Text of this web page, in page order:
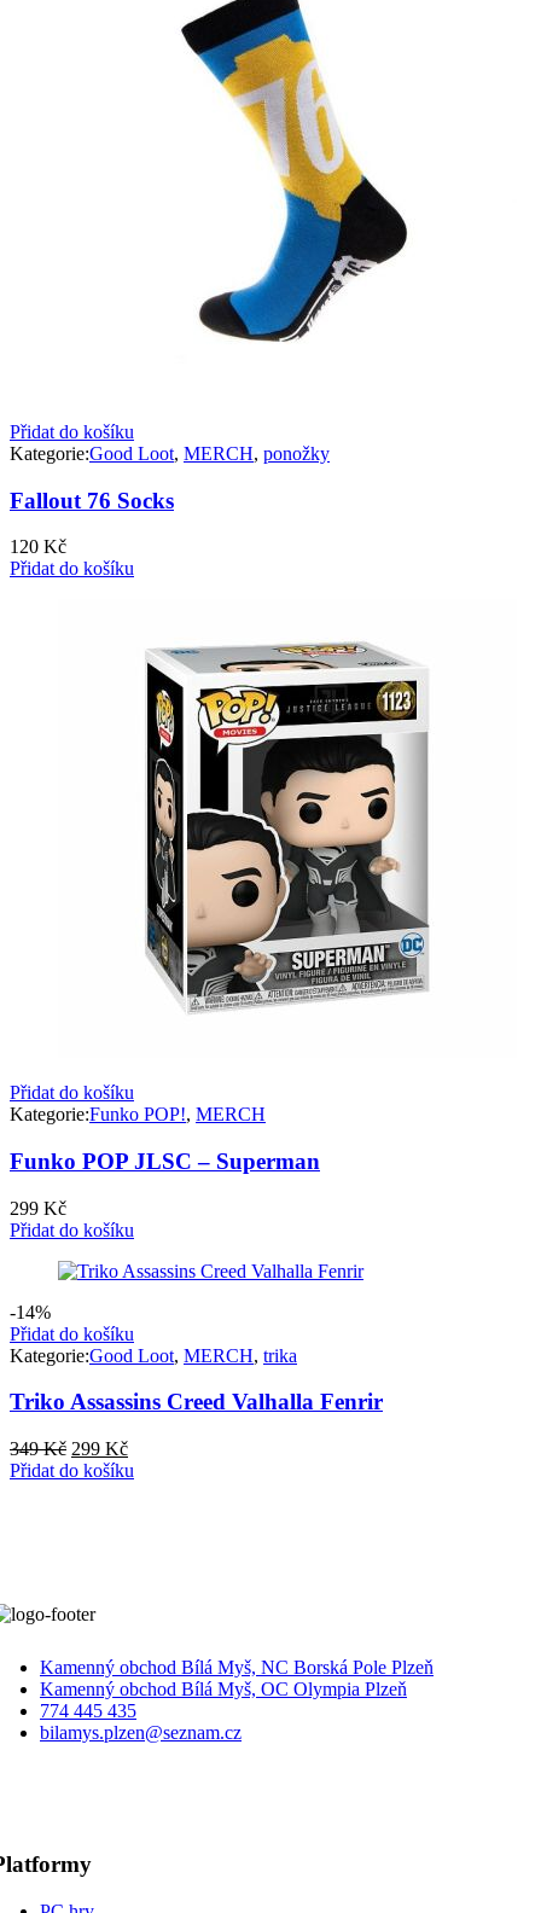
Přidat do košíku
Kategorie:Good Loot, MERCH, ponožky
Fallout 76 Socks
120 Kč
Přidat do košíku
Přidat do košíku
Kategorie:Funko POP!, MERCH
Funko POP JLSC – Superman
299 Kč
Přidat do košíku
-14%
Přidat do košíku
Kategorie:Good Loot, MERCH, trika
Triko Assassins Creed Valhalla Fenrir
349Kč Původní
cena
299 KčAktuální
cena
Přidat do košíku
Kamenný obchod Bílá Myš, NC Borská Pole Plzeň
Kamenný obchod Bílá Myš, OC Olympia Plzeň
774 445 435
bilamys.plzen@seznam.cz